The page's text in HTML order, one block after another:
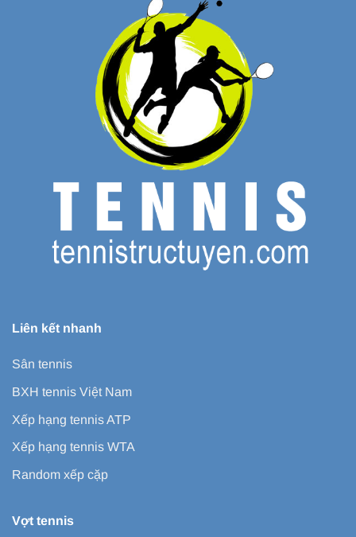
Liên kết nhanh
Sân tennis
BXH tennis Việt Nam
Xếp hạng tennis ATP
Xếp hạng tennis WTA
Random xếp cặp
Vợt tennis